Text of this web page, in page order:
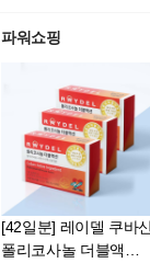
파워쇼핑
[42일분] 레이델 쿠바
폴리코사놀 더블액션 2